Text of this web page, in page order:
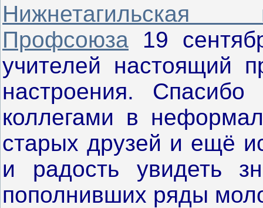
Нижнетагильская
Профсоюза
19
учителей настоящий
настроения.
коллегами в
старых друзей и ещё
и радость увидеть
пополнивших ряды